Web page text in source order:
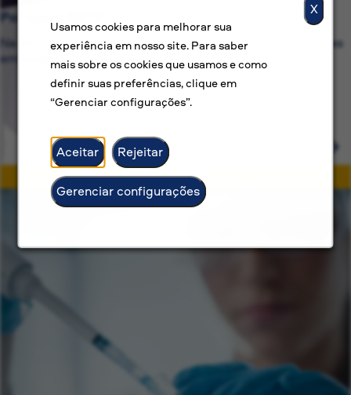
X
Usamos cookies para melhorar sua
experiência em nosso site. Para saber
mais sobre os cookies que usamos e como
definir suas preferências, clique em
“Gerenciar configurações”.
Aceitar Rejeitar
Gerenciar configurações
Por que a BAT?
Na BAT, estamos comprometidos com mais do que apenas
empregos — oferecemos carreiras com propósito.